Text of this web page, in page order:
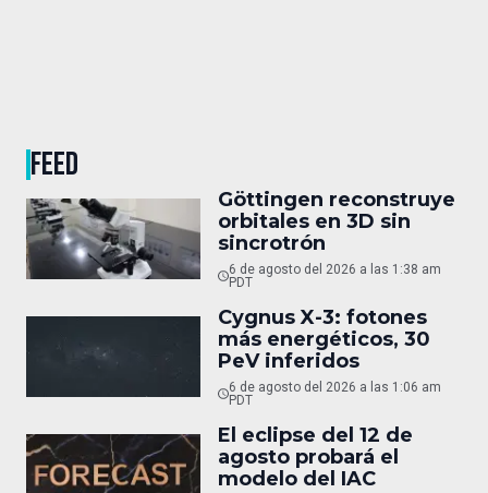
FEED
Göttingen reconstruye
orbitales en 3D sin
sincrotrón
6 de agosto del 2026 a las 1:38 am
PDT
Cygnus X-3: fotones
más energéticos, 30
PeV inferidos
6 de agosto del 2026 a las 1:06 am
PDT
El eclipse del 12 de
agosto probará el
modelo del IAC